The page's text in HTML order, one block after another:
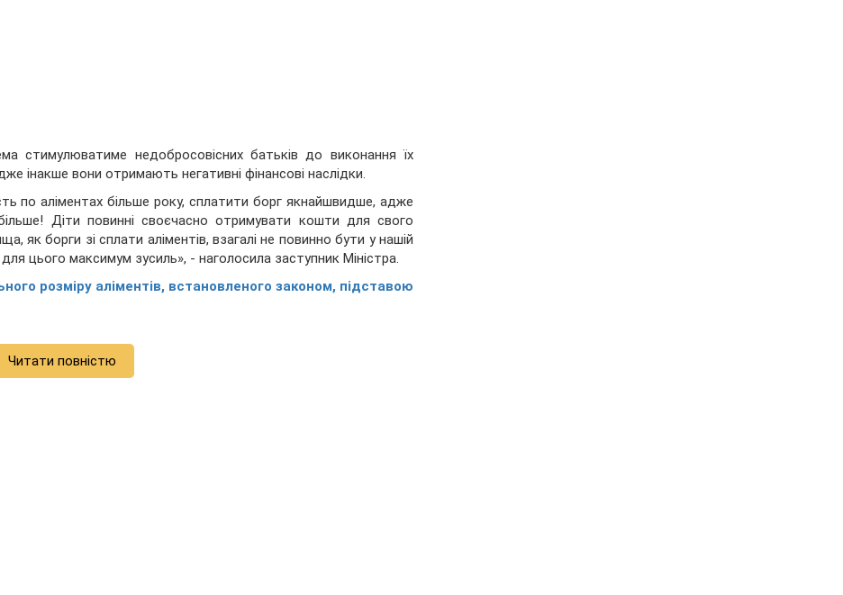
стимулюватиме недобросовісних батьків до виконання їх
інакше вони отримають негативні фінансові наслідки.
по аліментах більше року, сплатити борг якнайшвидше, адже
Діти повинні своєчасно отримувати кошти для свого
як борги зі сплати аліментів, взагалі не повинно бути у нашій
цього максимум зусиль», - наголосила заступник Міністра.
розміру аліментів, встановленого законом, підставою
Читати повністю